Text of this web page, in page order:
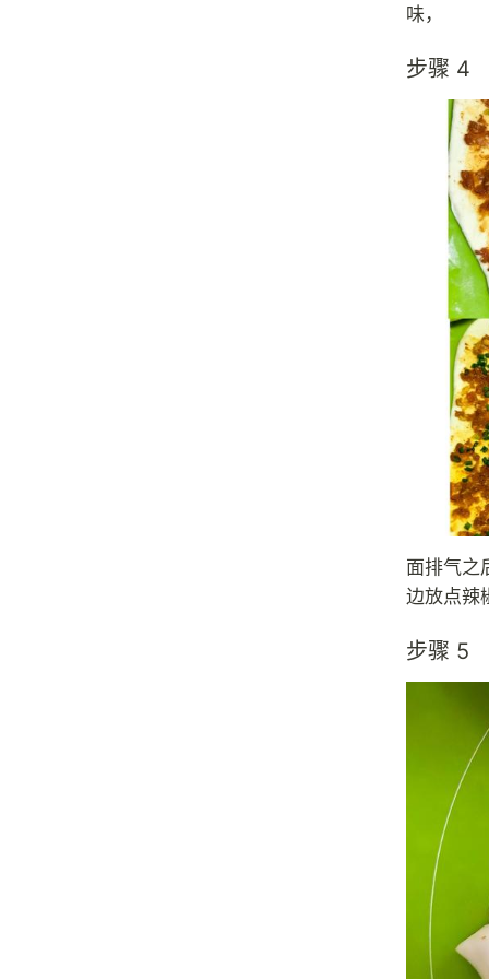
味，
步骤 4
面排气之
边放点辣
步骤 5